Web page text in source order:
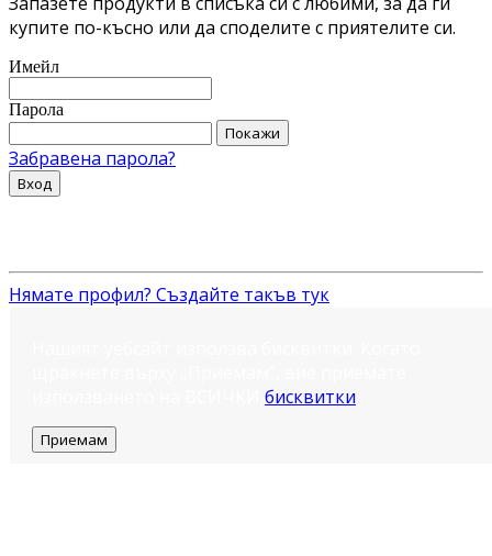
купите по-късно или да споделите с приятелите си.
Имейл
Парола
Покажи
Забравена парола?
Вход
Нямате профил? Създайте такъв тук
бисквитки
Приемам